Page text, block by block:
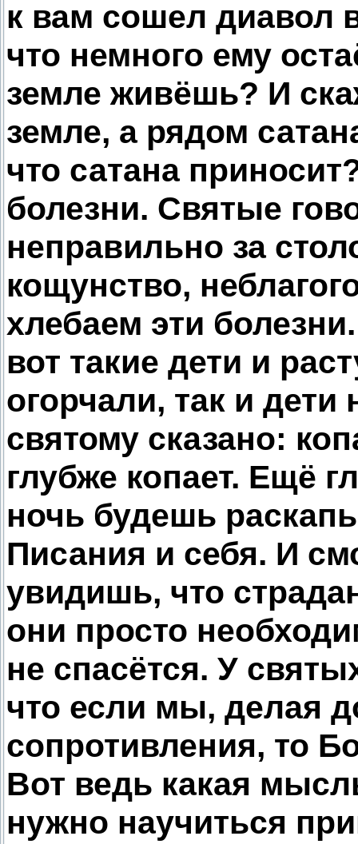
к вам сошел диавол
что немного ему
земле живёшь? И
земле, а рядом
что сатана
болезни. Святые
неправильно за
кощунство,
хлебаем эти
вот такие дети и
огорчали, так и
святому сказано:
глубже копает. Ещё
ночь будешь
Писания и себя. И
увидишь, что
они просто
не спасётся. У
что если мы, делая
сопротивления, то
Вот ведь какая
нужно научиться